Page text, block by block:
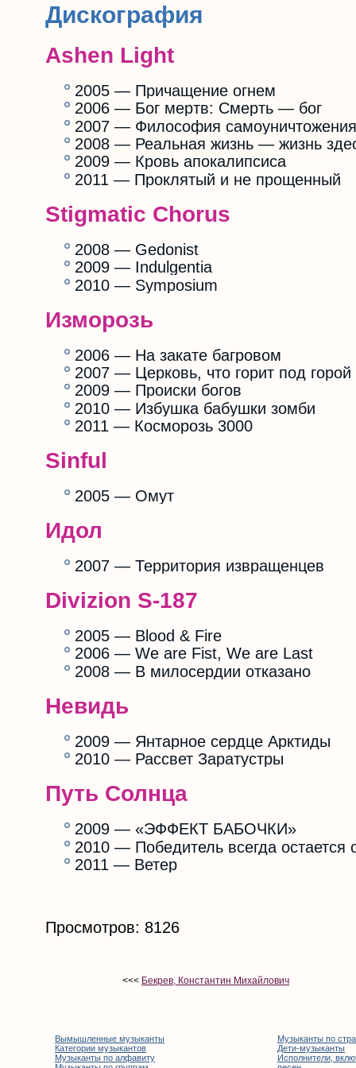
Дискография
Ashen Light
2005 — Причащение огнем
2006 — Бог мертв: Смерть — бог
2007 — Философия самоуничтожения
2008 — Реальная жизнь — жизнь
2009 — Кровь апокалипсиса
2011 — Проклятый и не прощенный
Stigmatic Chorus
2008 — Gedonist
2009 — Indulgentia
2010 — Symposium
Изморозь
2006 — На закате багровом
2007 — Церковь, что горит под горой
2009 — Происки богов
2010 — Избушка бабушки зомби
2011 — Косморозь 3000
Sinful
2005 — Омут
Идол
2007 — Территория извращенцев
Divizion S-187
2005 — Blood & Fire
2006 — We are Fist, We are Last
2008 — В милосердии отказано
Невидь
2009 — Янтарное сердце Арктиды
2010 — Рассвет Заратустры
Путь Солнца
2009 — «ЭФФЕКТ БАБОЧКИ»
2010 — Победитель всегда остается
2011 — Ветер
Просмотров: 8126
<<< Бекрев, Константин Михайлович
Вымышленные музыканты
Категории музыкантов
Музыканты по алфавиту
Музыканты по
Дети-музыканты
Исполнители,